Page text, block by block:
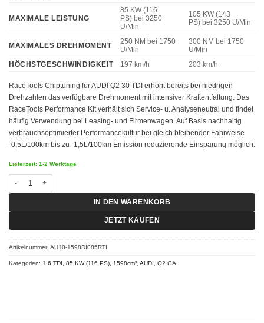
MAXIMALE LEISTUNG
85 KW (116
PS) bei 3250
U/Min
105 KW (143
PS) bei 3250 U/Min
MAXIMALES DREHMOMENT
250 NM bei 1750
U/Min
300 NM bei 1750
U/Min
HÖCHSTGESCHWINDIGKEIT 197 km/h 203 km/h
RaceTools Chiptuning für AUDI Q2 30 TDI erhöht bereits bei niedrigen
Drehzahlen das verfügbare Drehmoment mit intensiver Kraftentfaltung. Das
RaceTools Performance Kit verhält sich Service- u. Analyseneutral und findet
häufig Verwendung bei Leasing- und Firmenwagen. Auf Basis nachhaltig
verbrauchsoptimierter Performancekultur bei gleich bleibender Fahrweise
-0,5L/100km bis zu -1,5L/100km Emission reduzierende Einsparung möglich.
Lieferzeit: 1-2 Werktage
Chiptuning Audi Q2 GA - 30 TDI 85 KW (116 PS)RT-I Menge
IN DEN WARENKORB
JETZT KAUFEN
Artikelnummer: AU10-1598DI085RTI
Kategorien: 1.6 TDI, 85 KW (116 PS), 1598cm³, AUDI, Q2 GA